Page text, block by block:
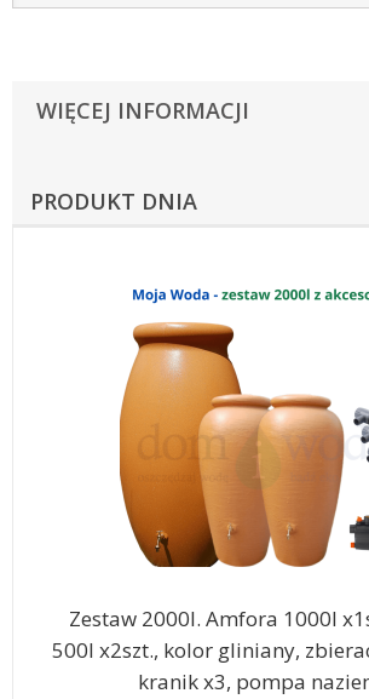
WIĘCEJ INFORMACJI
PRODUKT DNIA
Zestaw 2000l. Amfora 1000l
500l x2szt., kolor gliniany,
kranik x3, pompa